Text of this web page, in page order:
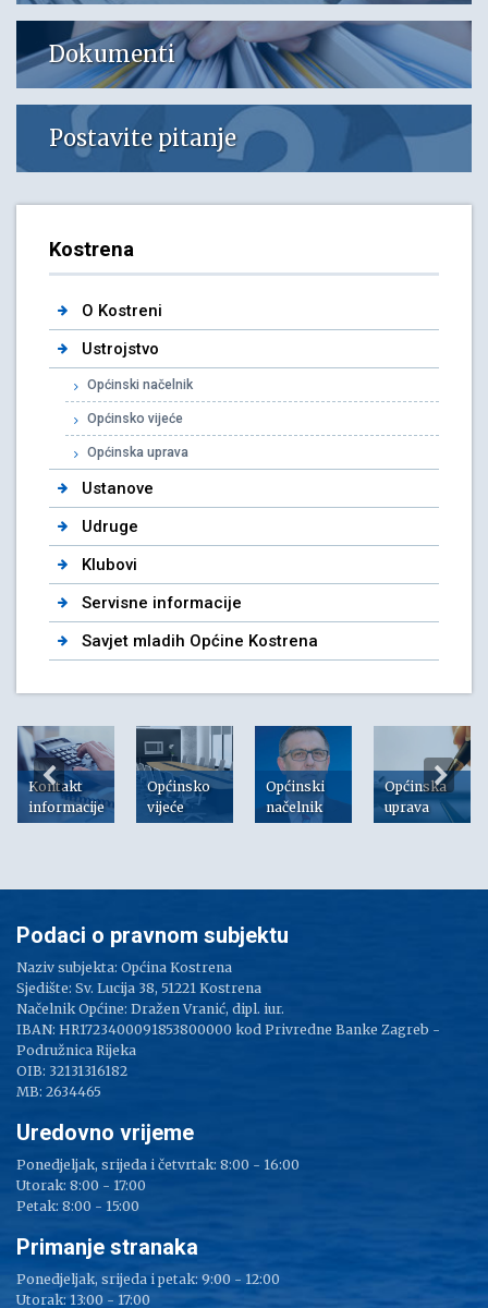
Dokumenti
Postavite pitanje
Kostrena
O Kostreni
Ustrojstvo
Općinski načelnik
Općinsko vijeće
Općinska uprava
Ustanove
Udruge
Klubovi
Servisne informacije
Savjet mladih Općine Kostrena
Kontakt
informacije
Općinsko
vijeće
Općinski
načelnik
Općinska
uprava
Podaci o pravnom subjektu
Naziv subjekta: Općina Kostrena
Sjedište: Sv. Lucija 38, 51221 Kostrena
Načelnik Općine: Dražen Vranić, dipl. iur.
IBAN: HR1723400091853800000 kod Privredne Banke Zagreb -
Podružnica Rijeka
OIB: 32131316182
MB: 2634465
Uredovno vrijeme
Ponedjeljak, srijeda i četvrtak: 8:00 - 16:00
Utorak: 8:00 - 17:00
Petak: 8:00 - 15:00
Primanje stranaka
Ponedjeljak, srijeda i petak: 9:00 - 12:00
Utorak: 13:00 - 17:00